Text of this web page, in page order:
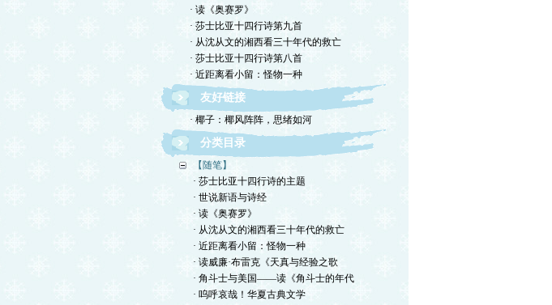
· 读《奥赛罗》
· 莎士比亚十四行诗第九首
· 从沈从文的湘西看三十年代的救亡
· 莎士比亚十四行诗第八首
· 近距离看小留：怪物一种
友好链接
· 椰子：椰风阵阵，思绪如河
分类目录
【随笔】
· 莎士比亚十四行诗的主题
· 世说新语与诗经
· 读《奥赛罗》
· 从沈从文的湘西看三十年代的救亡
· 近距离看小留：怪物一种
· 读威廉·布雷克《天真与经验之歌
· 角斗士与美国——读《角斗士的年代
· 呜呼哀哉！华夏古典文学